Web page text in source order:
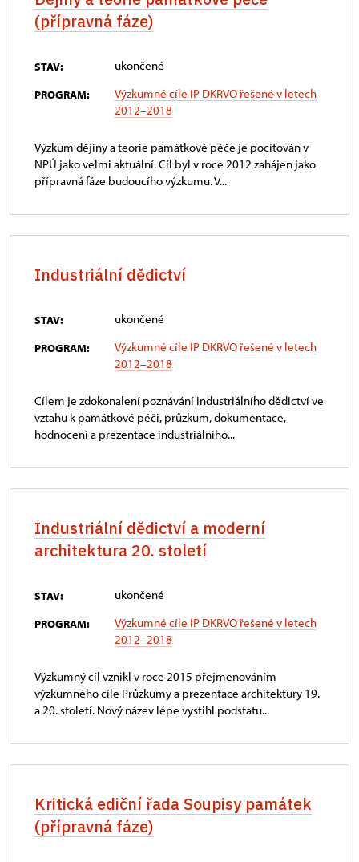
(přípravná fáze)
STAV: ukončené
PROGRAM:
Výzkumné cíle IP DKRVO řešené v letech
2012–2018
Výzkum dějiny a teorie památkové péče je pociťován v
NPÚ jako velmi aktuální. Cíl byl v roce 2012 zahájen jako
přípravná fáze budoucího výzkumu. V...
Industriální dědictví
STAV: ukončené
PROGRAM:
Výzkumné cíle IP DKRVO řešené v letech
2012–2018
Cílem je zdokonalení poznávání industriálního dědictví ve
vztahu k památkové péči, průzkum, dokumentace,
hodnocení a prezentace industriálního...
Industriální dědictví a moderní
architektura 20. století
STAV: ukončené
PROGRAM:
Výzkumné cíle IP DKRVO řešené v letech
2012–2018
Výzkumný cíl vznikl v roce 2015 přejmenováním
výzkumného cíle Průzkumy a prezentace architektury 19.
a 20. století. Nový název lépe vystihl podstatu...
Kritická ediční řada Soupisy památek
(přípravná fáze)